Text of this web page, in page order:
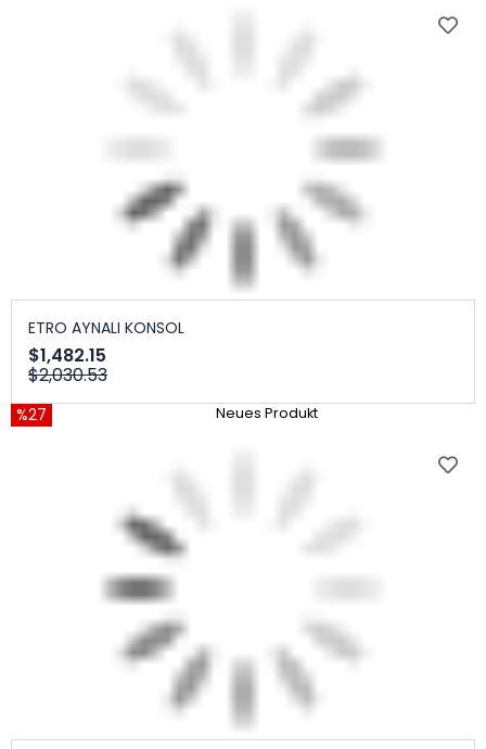
ETRO AYNALI KONSOL
$1,482.15
$2,030.53
%27 Neues Produkt